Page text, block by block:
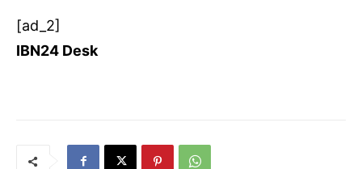
[ad_2]
IBN24 Desk